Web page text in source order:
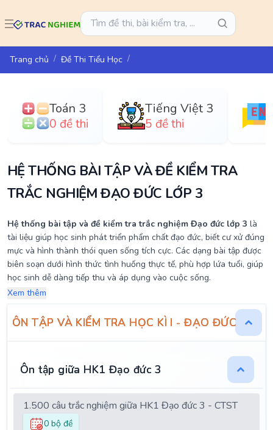
Trang chủ Đề Thi Tiểu Học
Toán 3
0 đề thi
Tiếng Việt 3
5 đề thi
HỆ THỐNG BÀI TẬP VÀ ĐỀ KIỂM TRA
TRẮC NGHIỆM ĐẠO ĐỨC LỚP 3
Hệ thống bài tập và đề kiểm tra trắc nghiệm Đạo đức lớp 3 là
tài liệu giúp học sinh phát triển phẩm chất đạo đức, biết cư xử đúng
mực và hình thành thói quen sống tích cực. Các dạng bài tập được
biên soạn dưới hình thức tình huống thực tế, phù hợp lứa tuổi, giúp
học sinh dễ dàng tiếp thu và áp dụng vào cuộc sống.
Xem thêm
ÔN TẬP VÀ KIỂM TRA HỌC KÌ I - ĐẠO ĐỨC 3
Ôn tập giữa HK1 Đạo đức 3
1.500 câu trắc nghiệm giữa HK1 Đạo đức 3 - CTST
0 bộ đề